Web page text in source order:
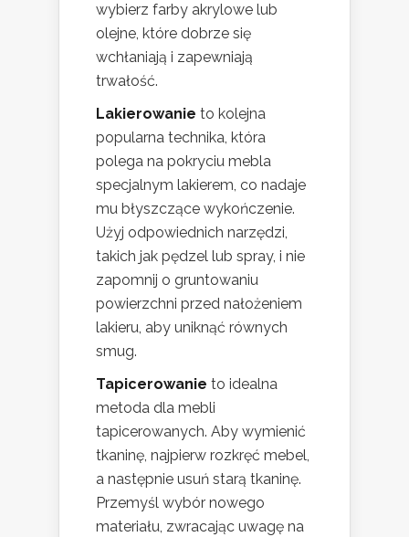
wybierz farby akrylowe lub
olejne, które dobrze się
wchłaniają i zapewniają
trwałość.
Lakierowanie to kolejna
popularna technika, która
polega na pokryciu mebla
specjalnym lakierem, co nadaje
mu błyszczące wykończenie.
Użyj odpowiednich narzędzi,
takich jak pędzel lub spray, i nie
zapomnij o gruntowaniu
powierzchni przed nałożeniem
lakieru, aby uniknąć równych
smug.
Tapicerowanie to idealna
metoda dla mebli
tapicerowanych. Aby wymienić
tkaninę, najpierw rozkręć mebel,
a następnie usuń starą tkaninę.
Przemyśl wybór nowego
materiału, zwracając uwagę na